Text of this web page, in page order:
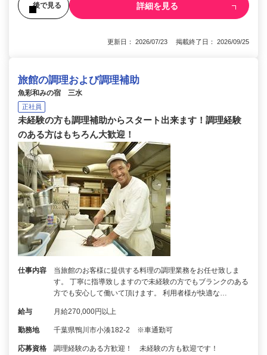
後で見る 詳細を見る
更新日： 2026/07/23 掲載終了日： 2026/09/25
旅館の調理および調理補助
魚彩和みの宿 三水
正社員
未経験の方も調理補助からスタート出来ます！調理経験
のある方はもちろん大歓迎！
仕事内容
当旅館のお客様に提供する料理の調理業務をお任せ致しま
す。 丁寧に指導致しますので未経験の方でもブランクのある
方でも安心して働いて頂けます。 利用者様が快適な…
給与 月給270,000円以上
勤務地 千葉県鴨川市小湊182-2 ※車通勤可
応募資格 調理経験のある方歓迎！ 未経験の方も歓迎です！